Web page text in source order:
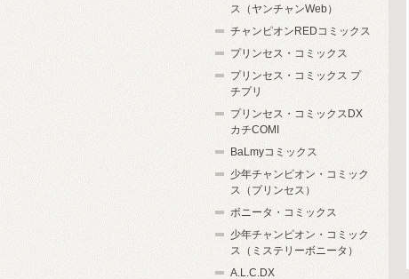
ス（ヤンチャンWeb）
チャンピオンREDコミックス
プリンセス・コミックス
プリンセス・コミックス プ
チプリ
プリンセス・コミックスDX
カチCOMI
BaLmyコミックス
少年チャンピオン・コミック
ス（プリンセス）
ボニータ・コミックス
少年チャンピオン・コミック
ス（ミステリーボニータ）
A.L.C.DX